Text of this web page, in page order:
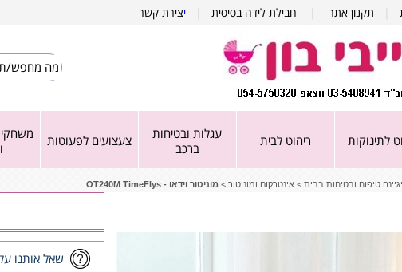
תקנון אתר חבילת לידה בסיסית יצירת קשר
לתינוקות ריהוט לבית
עגלות ובטיחות
ברכב
צעצועים לפעוטות
טיפוח ובטיחות בבית > אינטרקום ומוניטור > מוניטור וידאו - OT240M TimeFlys
שאל אותנו